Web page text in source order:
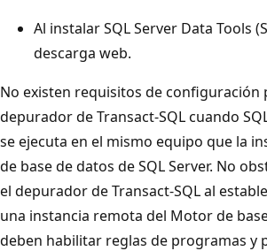
Al instalar SQL Server Data Tools
descarga web.
No existen requisitos de configuración
depurador de Transact-SQL cuando
se ejecuta en el mismo equipo que la
de base de datos de SQL Server. No
el depurador de Transact-SQL al
una instancia remota del Motor de
deben habilitar reglas de programas y